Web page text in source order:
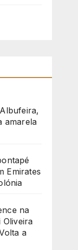
amarela
Emirates
na
Oliveira
a